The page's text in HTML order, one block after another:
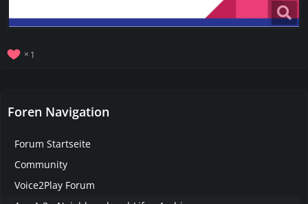
1
Foren Navigation
Forum Startseite
Community
Voice2Play Forum